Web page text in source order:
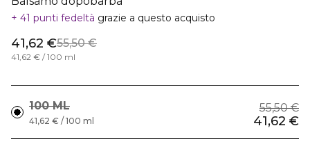
41 punti fedeltà grazie a questo acquisto
41,62 €55,50 €
41,62 € / 100 ml
100 ML 55,50 €
41,62 €
41,62 € / 100 ml